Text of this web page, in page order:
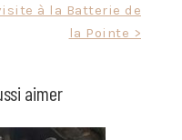
à la Batterie de
la Pointe >
aimer